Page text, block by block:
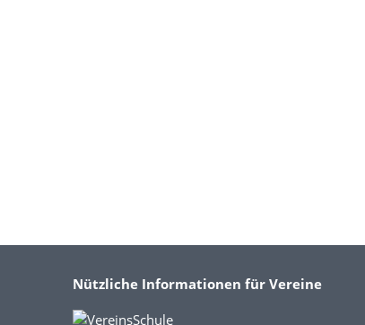
Nützliche Informationen für Vereine